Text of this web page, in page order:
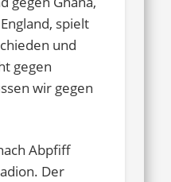
spielt
und
gegen
wir gegen
Abpfiff
Der